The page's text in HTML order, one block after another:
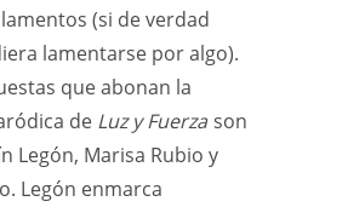
(si de verdad
lamentarse por algo).
que abonan la
de Luz y Fuerza son
Legón, Marisa Rubio y
Legón enmarca